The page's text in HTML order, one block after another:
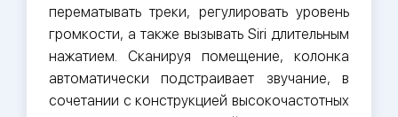
перематывать треки, регулировать уровень
громкости, а также вызывать Siri длительным
нажатием. Сканируя помещение, колонка
автоматически подстраивает звучание, в
сочетании с конструкцией высокочастотных